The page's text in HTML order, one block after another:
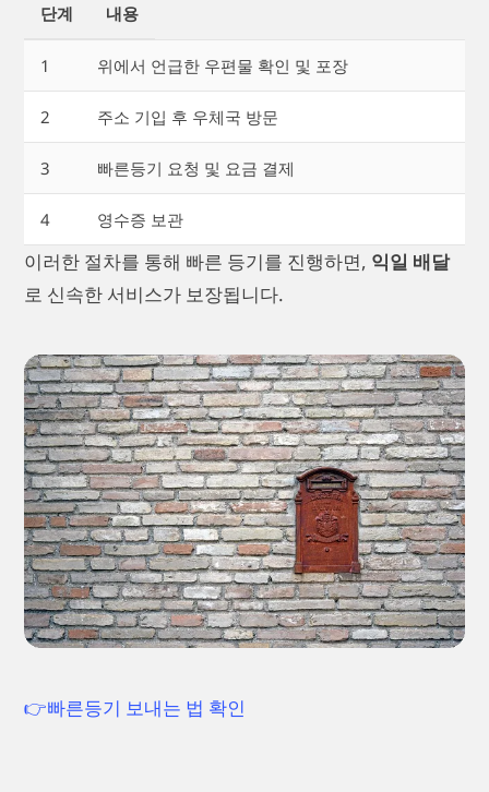
단계 내용
1 위에서 언급한 우편물 확인 및 포장
2 주소 기입 후 우체국 방문
3 빠른등기 요청 및 요금 결제
4 영수증 보관
이러한 절차를 통해 빠른 등기를 진행하면, 익일 배달
로 신속한 서비스가 보장됩니다.
👉빠른등기 보내는 법 확인